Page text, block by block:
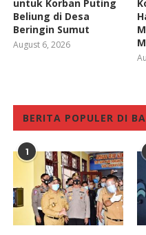
untuk Korban Puting
Beliung di Desa
Beringin Sumut
August 6, 2026
BERITA POPULER DI
1